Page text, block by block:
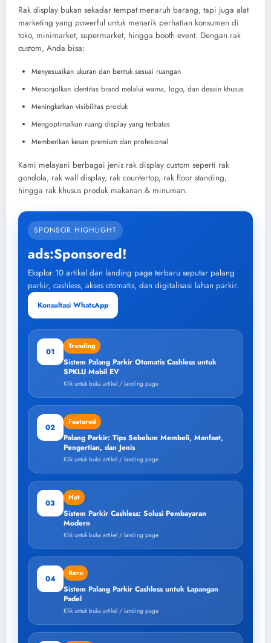
Rak display bukan sekadar tempat menaruh barang, tapi juga alat
marketing yang powerful untuk menarik perhatian konsumen di
toko, minimarket, supermarket, hingga booth event. Dengan rak
custom, Anda bisa:
Menyesuaikan ukuran dan bentuk sesuai ruangan
Menonjolkan identitas brand melalui warna, logo, dan desain khusus
Meningkatkan visibilitas produk
Mengoptimalkan ruang display yang terbatas
Memberikan kesan premium dan profesional
Kami melayani berbagai jenis rak display custom seperti rak
gondola, rak wall display, rak countertop, rak floor standing,
hingga rak khusus produk makanan & minuman.
SPONSOR HIGHLIGHT
ads:Sponsored!
Eksplor 10 artikel dan landing page terbaru seputar palang
parkir, cashless, akses otomatis, dan digitalisasi lahan parkir.
Konsultasi WhatsApp
01
Trending
Sistem Palang Parkir Otomatis Cashless untuk
SPKLU Mobil EV
Klik untuk buka artikel / landing page
02
Featured
Palang Parkir: Tips Sebelum Membeli, Manfaat,
Pengertian, dan Jenis
Klik untuk buka artikel / landing page
03
Hot
Sistem Parkir Cashless: Solusi Pembayaran
Modern
Klik untuk buka artikel / landing page
04
Baru
Sistem Palang Parkir Cashless untuk Lapangan
Padel
Klik untuk buka artikel / landing page